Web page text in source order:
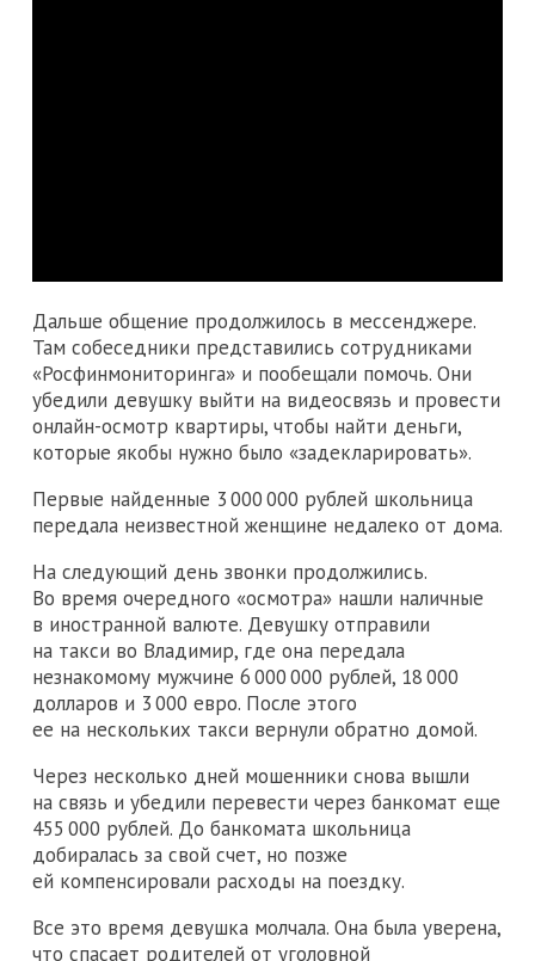
Дальше общение продолжилось в мессенджере.
Там собеседники представились сотрудниками
«Росфинмониторинга» и пообещали помочь. Они
убедили девушку выйти на видеосвязь и провести
онлайн-осмотр квартиры, чтобы найти деньги,
которые якобы нужно было «задекларировать».
Первые найденные 3 000 000 рублей школьница
передала неизвестной женщине недалеко от дома.
На следующий день звонки продолжились.
Во время очередного «осмотра» нашли наличные
в иностранной валюте. Девушку отправили
на такси во Владимир, где она передала
незнакомому мужчине 6 000 000 рублей, 18 000
долларов и 3 000 евро. После этого
ее на нескольких такси вернули обратно домой.
Через несколько дней мошенники снова вышли
на связь и убедили перевести через банкомат еще
455 000 рублей. До банкомата школьница
добиралась за свой счет, но позже
ей компенсировали расходы на поездку.
Все это время девушка молчала. Она была уверена,
что спасает родителей от уголовной